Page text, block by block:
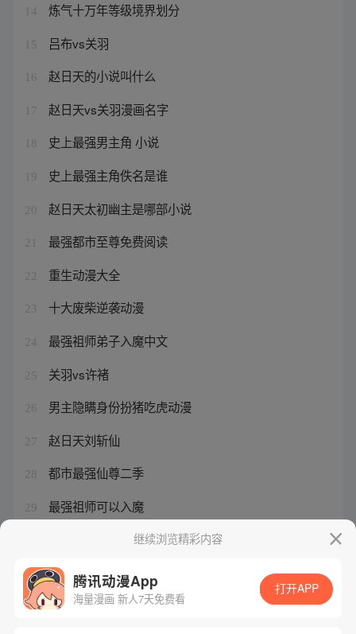
14 炼气十万年等级境界划分
15 吕布vs关羽
16 赵日天的小说叫什么
17 赵日天vs关羽漫画名字
18 史上最强男主角 小说
19 史上最强主角佚名是谁
20 赵日天太初幽主是哪部小说
21 最强都市至尊免费阅读
22 重生动漫大全
23 十大废柴逆袭动漫
24 最强祖师弟子入魔中文
25 关羽vs许褚
26 男主隐瞒身份扮猪吃虎动漫
27 赵日天刘斩仙
28 都市最强仙尊二季
29 最强祖师可以入魔
史上最强21级台风继续浏览精彩内容
腾讯动漫App
海量漫画 新人7天免费看
打开APP